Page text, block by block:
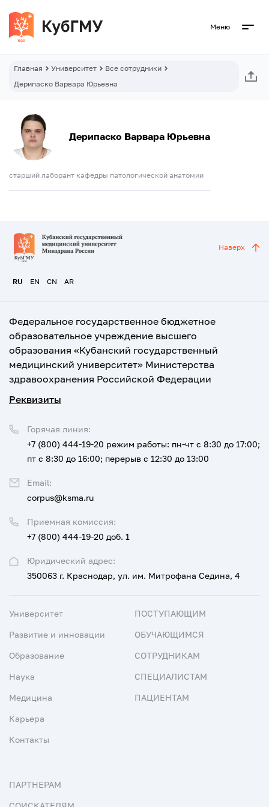
Меню
Главная Университет
Все сотрудники
Дерипаско Варвара Юрьевна
Дерипаско Варвара Юрьевна
старший лаборант кафедры патологической анатомии
RU EN CN AR
Наверх
Федеральное государственное бюджетное
образовательное учреждение высшего
образования «Кубанский государственный
медицинский университет» Министерства
здравоохранения Российской Федерации
Реквизиты
Юридический адрес:
350063 г. Краснодар, ул. им. Митрофана Седина, 4
Приемная комиссия:
+7 (800) 444-19-20 доб. 1
Горячая линия:
+7 (800) 444-19-20 режим работы: пн-чт с 8:30 до 17:00;
пт с 8:30 до 16:00; перерыв с 12:30 до 13:00
Email:
corpus@ksma.ru
Университет
Развитие и инновации
Образование
Наука
Медицина
Карьера
Контакты
ПОСТУПАЮЩИМ
ОБУЧАЮЩИМСЯ
СОТРУДНИКАМ
СПЕЦИАЛИСТАМ
ПАЦИЕНТАМ
ПАРТНЕРАМ